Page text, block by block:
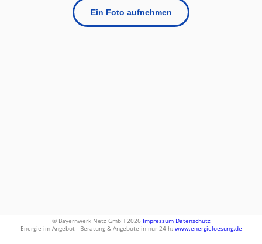
Ein Foto aufnehmen
© Bayernwerk Netz GmbH 2026 Impressum Datenschutz
Energie im Angebot - Beratung & Angebote in nur 24 h: www.energieloesung.de